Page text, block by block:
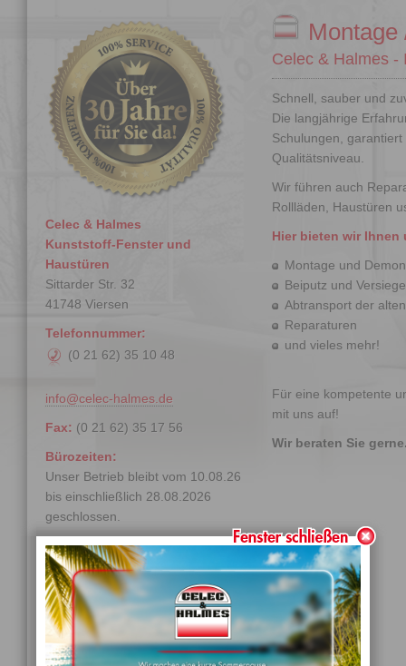
Celec & Halmes
Kunststoff-Fenster und
Haustüren
Sittarder Str. 32
41748 Viersen
Telefonnummer:
(0 21 62) 35 10 48
info@celec-halmes.de
Fax: (0 21 62) 35 17 56
Bürozeiten:
Unser Betrieb bleibt vom 10.08.26
bis einschließlich 28.08.2026
geschlossen.
Mo.: 09:00- 17:00 Uhr
Di./Mi./Do.: 09:00- 14:30
Fr.: nach Vereinbarung
Celec & Halmes -
Schnell, sauber und
Die langjährige
Schulungen,
Qualitätsniveau
Wir führen auch
Rollläden
Haustüren
Hier bieten wir
Montage und
Beiputz und
Abtransport der
Reparaturen
und vieles mehr!
Für eine kompetente
mit uns auf!
Wir beraten Sie